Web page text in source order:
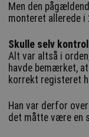
Men den
monteret allerede i
Skulle selv
Alt var altså i
havde bemærket,
korrekt registeret
Han var derfor
det måtte være en